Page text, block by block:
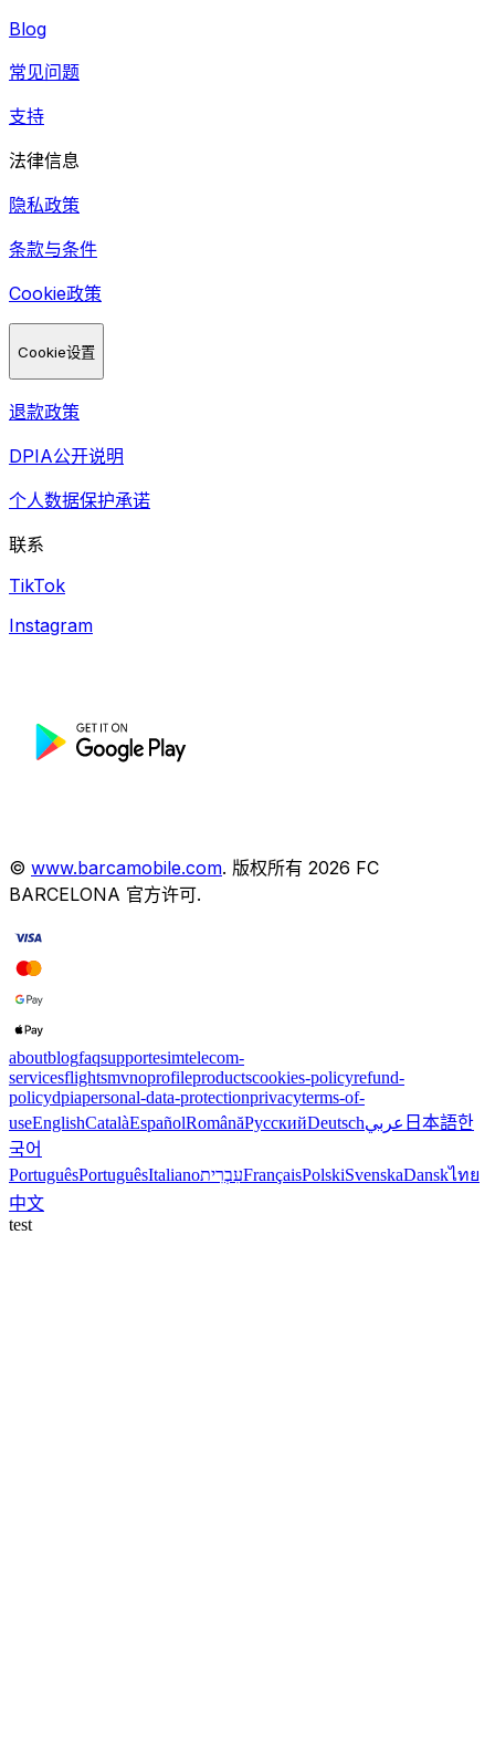
Blog
常见问题
支持
法律信息
隐私政策
条款与条件
Cookie政策
Cookie设置
退款政策
DPIA公开说明
个人数据保护承诺
联系
TikTok
Instagram
© www.barcamobile.com. 版权所有 2026 FC
BARCELONA 官方许可.
aboutblogfaqsupportesimtelecom-
servicesflightsmvnoprofileproductscookies-policyrefund-
policydpiapersonal-data-protectionprivacyterms-of-
useEnglishCatalàEspañolRomânăРусскийDeutschعربي 日本語한
국어
PortuguêsPortuguêsItalianoעִבְרִיתFrançaisPolskiSvenskaDanskไทย
中文
test